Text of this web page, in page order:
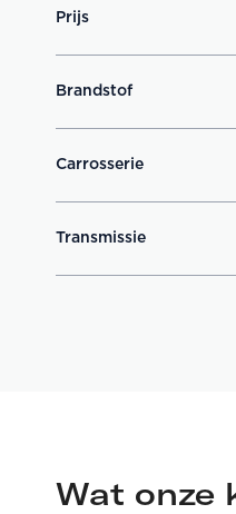
Prijs
Brandstof
Carrosserie
Transmissie
Wat onze